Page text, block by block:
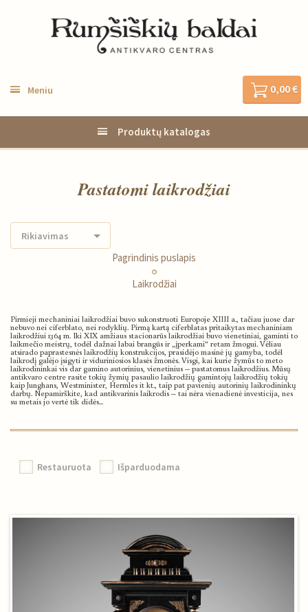
Meniu 0,00 €
Produktų katalogas
Rikiavimas
Pastatomi laikrodžiai
Pagrindinis puslapis
Laikrodžiai
Pirmieji mechaniniai laikrodžiai buvo sukonstruoti Europoje XIIII a., tačiau juose dar
nebuvo nei ciferblato, nei rodyklių. Pirmą kartą ciferblatas pritaikytas mechaniniam
laikrodžiui 1364 m. Iki XIX amžiaus stacionarūs laikrodžiai buvo vienetiniai, gaminti to
laikmečio meistrų, todėl dažnai labai brangūs ir „įperkami“ retam žmogui. Vėliau
atsirado paprastesnės laikrodžių konstrukcijos, prasidėjo masinė jų gamyba, todėl
laikrodį galėjo įsigyti ir viduriniosios klasės žmonės. Visgi, kai kurie žymūs to meto
laikrodininkai vis dar gamino autorinius, vienetinius – pastatomus laikrodžius. Mūsų
antikvaro centre rasite tokių žymių pasaulio laikrodžių gamintojų laikrodžių tokių
kaip Junghans, Westminister, Hermles it kt., taip pat pavienių autorinių laikrodininkų
darbų. Nepamirškite, kad antikvarinis laikrodis – tai nėra vienadienė investicija, nes
su metais jo vertė tik didės...
Restauruota Išparduodama